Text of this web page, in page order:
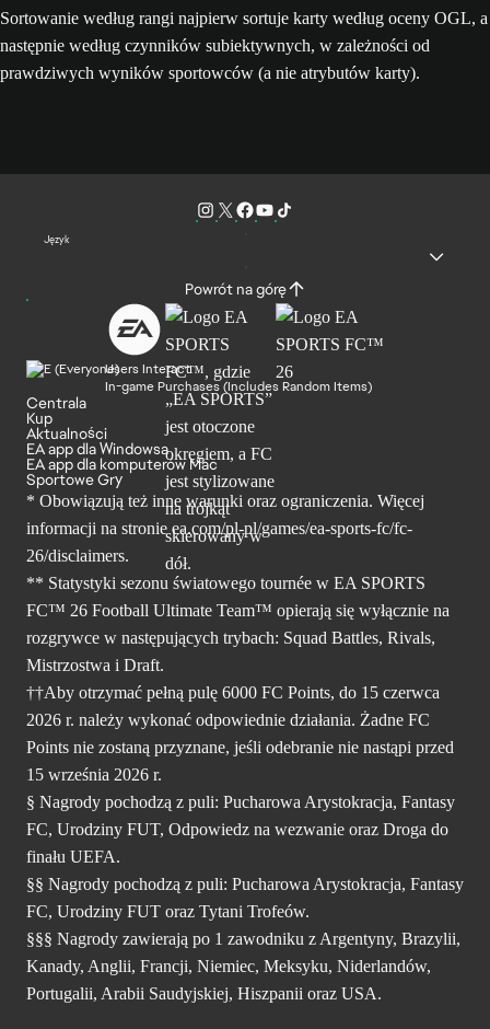
Sortowanie według rangi najpierw sortuje karty według oceny OGL, a
następnie według czynników subiektywnych, w zależności od
prawdziwych wyników sportowców (a nie atrybutów karty).
Język
Powrót na górę
Users Interact
In-game Purchases (Includes Random Items)
Centrala
Kup
Aktualności
EA app dla Windowsa
EA app dla komputerów Mac
Sportowe Gry
* Obowiązują też inne warunki oraz ograniczenia. Więcej
informacji na stronie ea.com/pl-pl/games/ea-sports-fc/fc-
26/disclaimers.
** Statystyki sezonu światowego tournée w EA SPORTS
FC™ 26 Football Ultimate Team™ opierają się wyłącznie na
rozgrywce w następujących trybach: Squad Battles, Rivals,
Mistrzostwa i Draft.
††Aby otrzymać pełną pulę 6000 FC Points, do 15 czerwca
2026 r. należy wykonać odpowiednie działania. Żadne FC
Points nie zostaną przyznane, jeśli odebranie nie nastąpi przed
15 września 2026 r.
§ Nagrody pochodzą z puli: Pucharowa Arystokracja, Fantasy
FC, Urodziny FUT, Odpowiedz na wezwanie oraz Droga do
finału UEFA.
§§ Nagrody pochodzą z puli: Pucharowa Arystokracja, Fantasy
FC, Urodziny FUT oraz Tytani Trofeów.
§§§ Nagrody zawierają po 1 zawodniku z Argentyny, Brazylii,
Kanady, Anglii, Francji, Niemiec, Meksyku, Niderlandów,
Portugalii, Arabii Saudyjskiej, Hiszpanii oraz USA.